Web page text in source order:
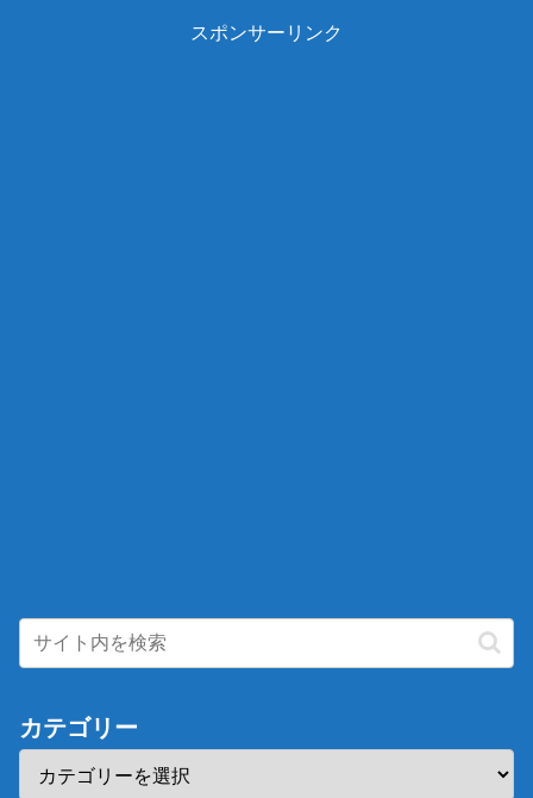
スポンサーリンク
カテゴリー